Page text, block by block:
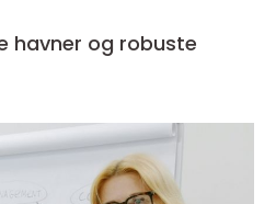
havner og robuste